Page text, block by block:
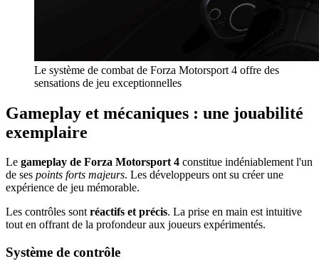
Le système de combat de Forza Motorsport 4 offre des
sensations de jeu exceptionnelles
Gameplay et mécaniques : une jouabilité
exemplaire
Le gameplay de Forza Motorsport 4 constitue indéniablement l'un
de ses points forts majeurs. Les développeurs ont su créer une
expérience de jeu mémorable.
Les contrôles sontréactifs et précis. La prise en main est intuitive
tout en offrant de la profondeur aux joueurs expérimentés.
Système de contrôle